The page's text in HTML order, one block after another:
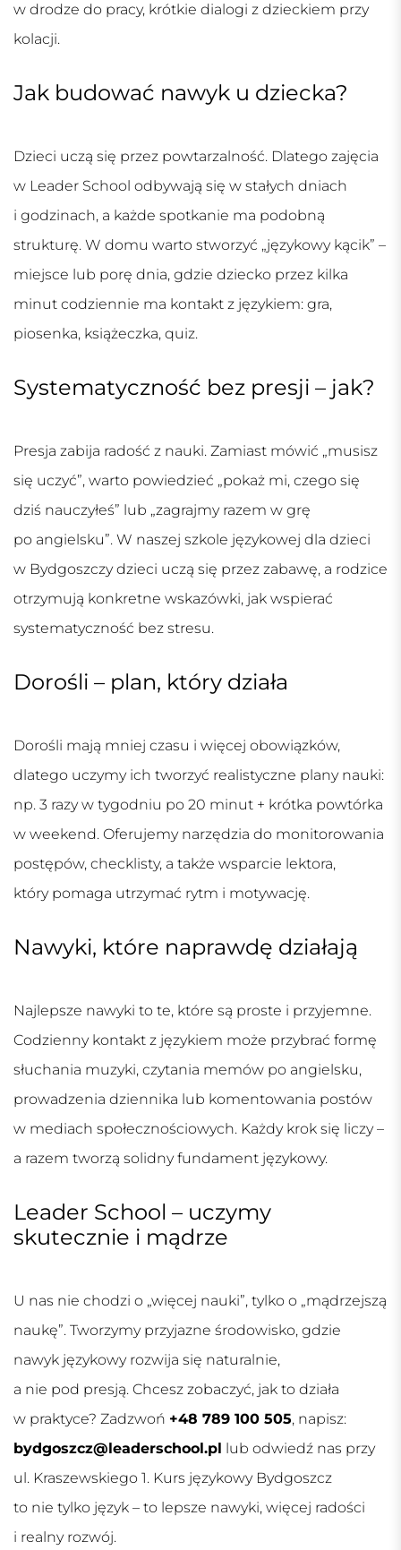
w drodze do pracy, krótkie dialogi z dzieckiem przy
kolacji.
Jak budować nawyk u dziecka?
Dzieci uczą się przez powtarzalność. Dlatego zajęcia
w Leader School odbywają się w stałych dniach
i godzinach, a każde spotkanie ma podobną
strukturę. W domu warto stworzyć „językowy kącik” –
miejsce lub porę dnia, gdzie dziecko przez kilka
minut codziennie ma kontakt z językiem: gra,
piosenka, książeczka, quiz.
Systematyczność bez presji – jak?
Presja zabija radość z nauki. Zamiast mówić „musisz
się uczyć”, warto powiedzieć „pokaż mi, czego się
dziś nauczyłeś” lub „zagrajmy razem w grę
po angielsku”. W naszej szkole językowej dla dzieci
w Bydgoszczydzieci uczą się przez zabawę, a rodzice
otrzymują konkretne wskazówki, jak wspierać
systematyczność bez stresu.
Dorośli – plan, który działa
Dorośli mają mniej czasu i więcej obowiązków,
dlatego uczymy ich tworzyć realistyczne plany nauki:
np. 3 razy w tygodniu po 20 minut + krótka powtórka
w weekend. Oferujemy narzędzia do monitorowania
postępów, checklisty, a także wsparcie lektora,
który pomaga utrzymać rytm i motywację.
Nawyki, które naprawdę działają
Najlepsze nawyki to te, które są proste i przyjemne.
Codzienny kontakt z językiem może przybrać formę
słuchania muzyki, czytania memów po angielsku,
prowadzenia dziennika lub komentowania postów
w mediach społecznościowych. Każdy krok się liczy –
a razem tworzą solidny fundament językowy.
Leader School – uczymy
skutecznie i mądrze
U nas nie chodzi o „więcej nauki”, tylko o „mądrzejszą
naukę”. Tworzymy przyjazne środowisko, gdzie
nawyk językowy rozwija się naturalnie,
a nie pod presją. Chcesz zobaczyć, jak to działa
w praktyce? Zadzwoń +48 789 100 505, napisz:
bydgoszcz@leaderschool.pl lub odwiedź nas przy
ul. Kraszewskiego 1. Kurs językowy Bydgoszcz
to nie tylko język – to lepsze nawyki, więcej radości
i realny rozwój.